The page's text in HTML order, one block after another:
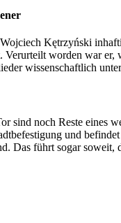
Kętrzyński
Verurteilt worden war er,
wissenschaftlich
sind noch Reste eines
und
Das führt sogar